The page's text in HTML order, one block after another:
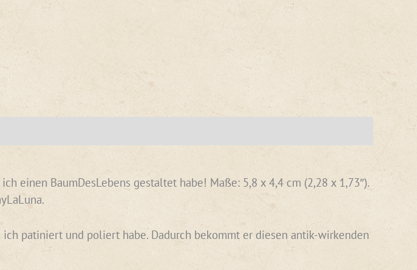
einen BaumDesLebens gestaltet habe! Maße: 5,8 x 4,4 cm (2,28 x 1,73″).
patiniert und poliert habe. Dadurch bekommt er diesen antik-wirkenden